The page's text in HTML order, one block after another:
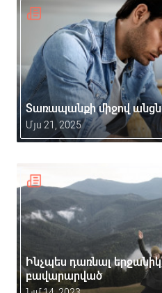
Տառապանքի միջով
Մյս 21, 2025
Ինչպես դառնալ
բավարարված